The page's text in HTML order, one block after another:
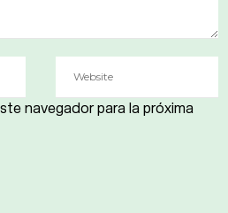
navegador para la próxima